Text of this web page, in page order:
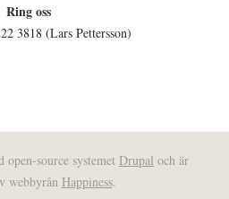
Ring oss
3818 (Lars Pettersson)
open-source systemet Drupal och är
webbyrån Happiness.